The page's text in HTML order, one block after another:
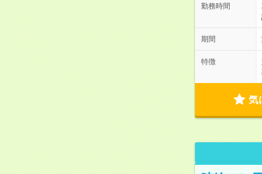
勤務時間
期間
特徴
気